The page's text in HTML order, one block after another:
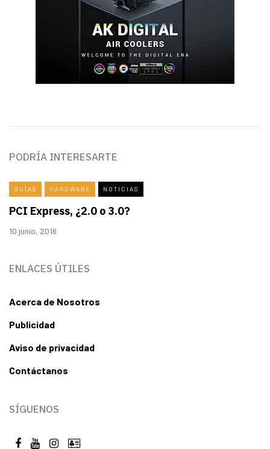
PODRÍA INTERESARTE
GUÍAS HARDWARE NOTICIAS
PCI Express, ¿2.0 o 3.0?
10 junio, 2016
ENLACES ÚTILES
Acerca de Nosotros
Publicidad
Aviso de privacidad
Contáctanos
SÍGUENOS